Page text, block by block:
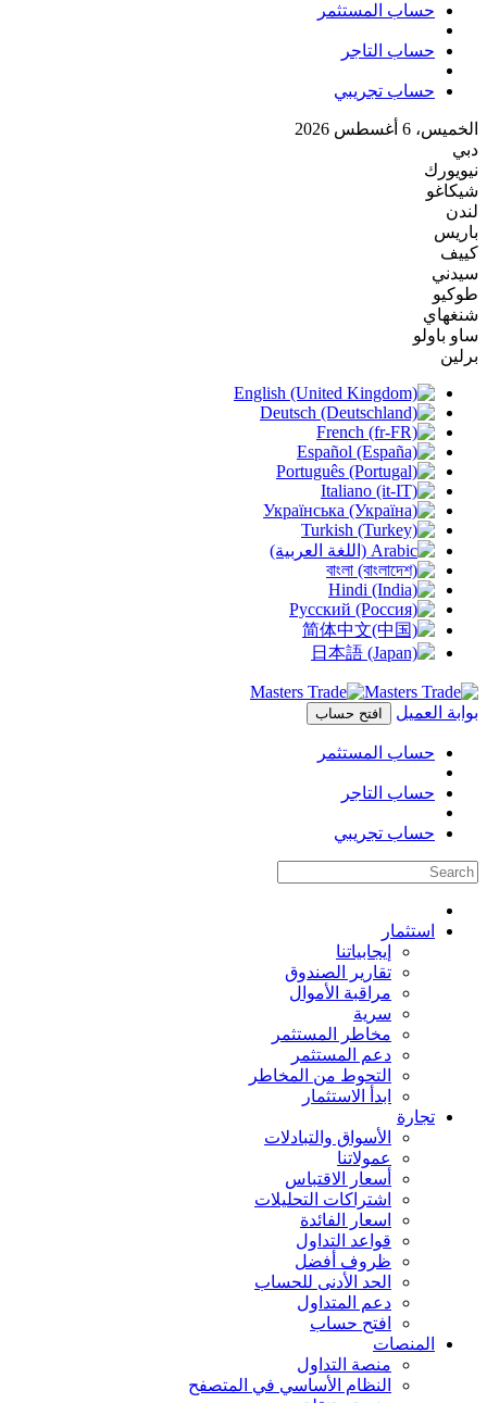
حساب المستثمر
حساب التاجر
حساب تجريبي
الخميس، 6 أغسطس 2026
دبي
نيويورك
شيكاغو
لندن
باريس
كييف
سيدني
طوكيو
شنغهاي
ساو باولو
برلين
بوابة العميل افتح حساب
حساب المستثمر
حساب التاجر
حساب تجريبي
استثمار
إيجابياتنا
تقارير الصندوق
مراقبة الأموال
سرية
مخاطر المستثمر
دعم المستثمر
التحوط من المخاطر
ابدأ الاستثمار
تجارة
الأسواق والتبادلات
عمولاتنا
أسعار الاقتباس
اشتراكات التحليلات
اسعار الفائدة
قواعد التداول
ظروف أفضل
الحد الأدنى للحساب
دعم المتداول
افتح حساب
المنصات
منصة التداول
النظام الأساسي في المتصفح